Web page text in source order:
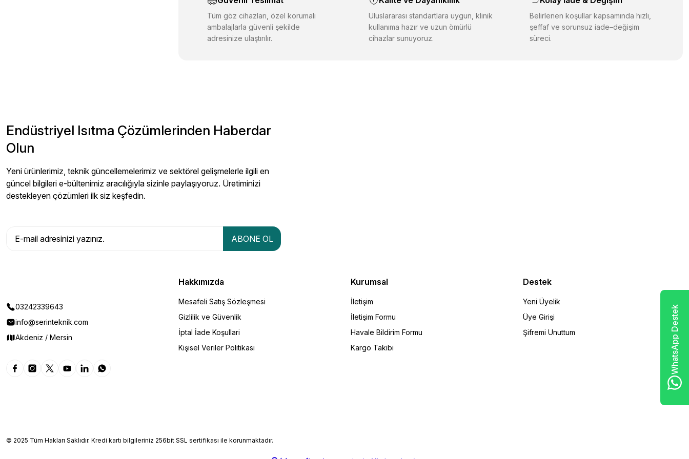
Bu ürüne benzer farklı alternatifler olmalı.
Tüm göz cihazları, özel korumalı
ambalajlarla güvenli şekilde
adresinize ulaştırılır.
Uluslararası standartlara uygun, klinik
kullanıma hazır ve uzun ömürlü
cihazlar sunuyoruz.
Belirlenen koşullar kapsamında hızlı,
şeffaf ve sorunsuz iade–değişim
süreci.
Endüstriyel Isıtma Çözümlerinden Haberdar
Olun
Yeni ürünlerimiz, teknik güncellemelerimiz ve sektörel gelişmelerle ilgili en
güncel bilgileri e-bültenimiz aracılığıyla sizinle paylaşıyoruz. Üretiminizi
destekleyen çözümleri ilk siz keşfedin.
ABONE OL
03242339643
info@serinteknik.com
Akdeniz / Mersin
Hakkımızda
Mesafeli Satış Sözleşmesi
Gizlilik ve Güvenlik
İptal İade Koşullari
Kişisel Veriler Politikası
Kurumsal
İletişim
İletişim Formu
Havale Bildirim Formu
Kargo Takibi
Destek
Yeni Üyelik
Üye Girişi
Şifremi Unuttum
© 2025 Tüm Hakları Saklıdır. Kredi kartı bilgileriniz 256bit SSL sertifikası ile korunmaktadır.
WhatsApp Destek